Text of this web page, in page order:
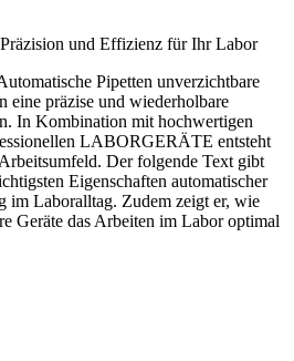
Pipetten unverzichtbare
eine präzise und wiederholbare
In Kombination mit hochwertigen
LABORGERÄTE entsteht
Der folgende Text gibt
Eigenschaften automatischer
im Laboralltag. Zudem zeigt er, wie
Geräte das Arbeiten im Labor optimal